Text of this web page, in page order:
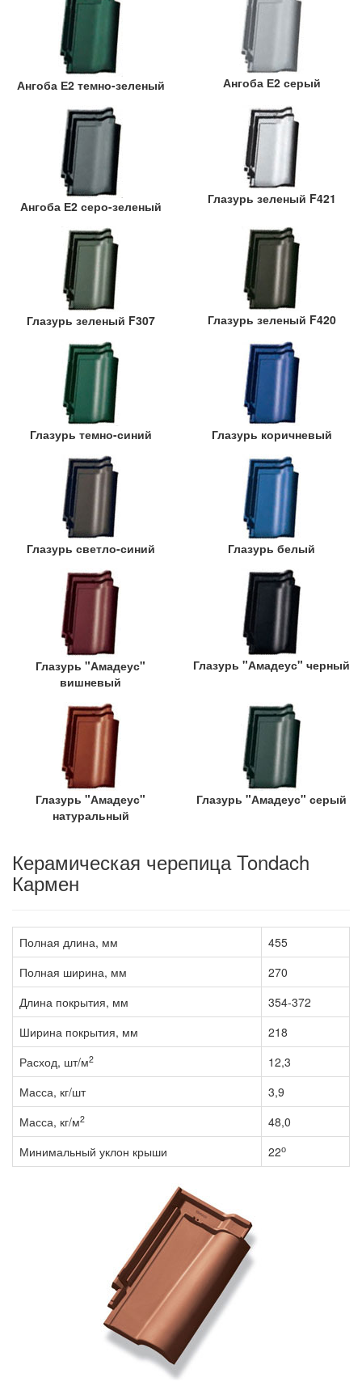
Ангоба Е2 темно-зеленый Ангоба Е2 серый
Ангоба Е2 серо-зеленый Глазурь зеленый F421
Глазурь зеленый F307 Глазурь зеленый F420
Глазурь темно-синий Глазурь коричневый
Глазурь светло-синий Глазурь белый
Глазурь "Амадеус"
вишневый
Глазурь "Амадеус" черный
Глазурь "Амадеус"
натуральный
Глазурь "Амадеус" серый
Керамическая черепица Tondach
Кармен
Полная длина, мм
455
Полная ширина, мм
270
Длина покрытия, мм
354-372
Ширина покрытия, мм
218
Расход, шт/м2
12,3
Масса, кг/шт
3,9
Масса, кг/м2
48,0
Минимальный уклон крыши
22о